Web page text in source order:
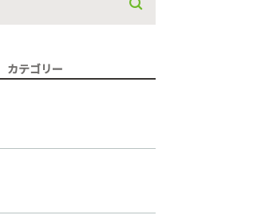
カテゴリー